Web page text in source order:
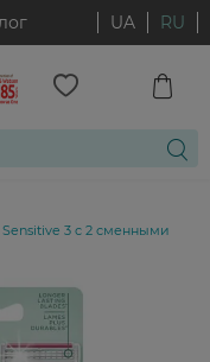
UA RU
3 с 2 сменными